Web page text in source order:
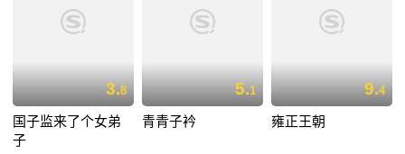
3.8
国子监来了个女弟
子
5.1
青青子衿
9.4
雍正王朝